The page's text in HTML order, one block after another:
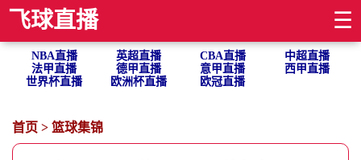
飞球直播 ☰
NBA直播 英超直播 CBA直播
中超直播
法甲直播
德甲直播 意甲直播
西甲直播
世界杯直播
欧洲杯直播 欧冠直播
首页 > 篮球集锦